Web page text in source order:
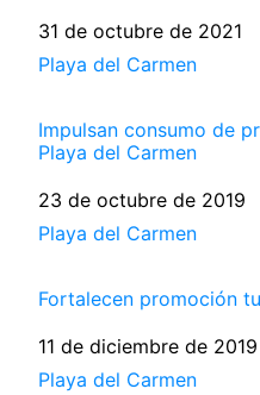
Fecha
31 de octubre de 2021
Respecto a
Playa del Carmen
Impulsan consumo de
Playa del Carmen
Fecha
23 de octubre de 2019
Respecto a
Playa del Carmen
Fortalecen promoción
Fecha
11 de diciembre de 2019
Respecto a
Playa del Carmen